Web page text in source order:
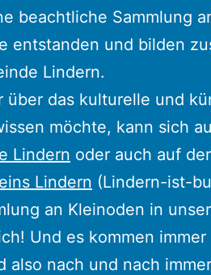
beachtliche Sammlung
entstanden und bilden
Lindern.
über das kulturelle und
möchte, kann sich
Lindern oder auch auf
Lindern (Lindern-ist-
an Kleinoden in
Und es kommen
also nach und nach